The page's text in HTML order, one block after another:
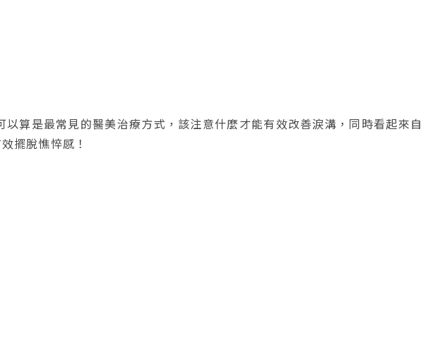
算是最常見的醫美治療方式，該注意什麼才能有效改善淚溝，同時看起來自
擺脫憔悴感！